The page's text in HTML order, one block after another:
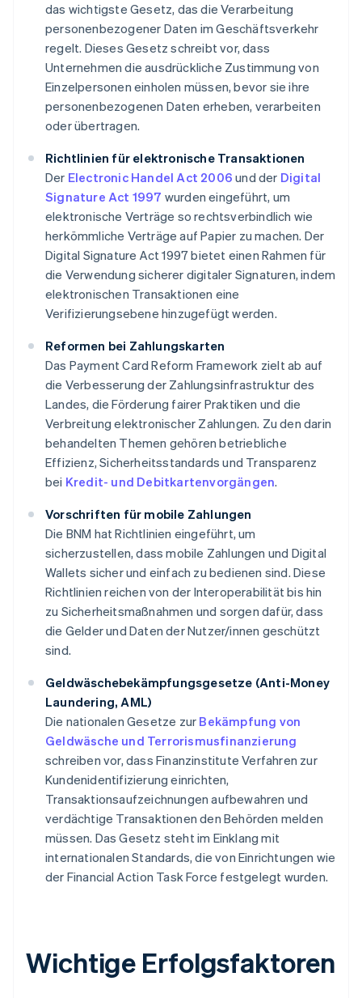
das wichtigste Gesetz, das die Verarbeitung
personenbezogener Daten im Geschäftsverkehr
regelt. Dieses Gesetz schreibt vor, dass
Unternehmen die ausdrückliche Zustimmung von
Einzelpersonen einholen müssen, bevor sie ihre
personenbezogenen Daten erheben, verarbeiten
oder übertragen.
Richtlinien für elektronische Transaktionen
Der Electronic Handel Act 2006 und der Digital
Signature Act 1997 wurden eingeführt, um
elektronische Verträge so rechtsverbindlich wie
herkömmliche Verträge auf Papier zu machen. Der
Digital Signature Act 1997 bietet einen Rahmen für
die Verwendung sicherer digitaler Signaturen, indem
elektronischen Transaktionen eine
Verifizierungsebene hinzugefügt werden.
Reformen bei Zahlungskarten
Das Payment Card Reform Framework zielt ab auf
die Verbesserung der Zahlungsinfrastruktur des
Landes, die Förderung fairer Praktiken und die
Verbreitung elektronischer Zahlungen. Zu den darin
behandelten Themen gehören betriebliche
Effizienz, Sicherheitsstandards und Transparenz
bei Kredit- und Debitkartenvorgängen.
Vorschriften für mobile Zahlungen
Die BNM hat Richtlinien eingeführt, um
sicherzustellen, dass mobile Zahlungen und Digital
Wallets sicher und einfach zu bedienen sind. Diese
Richtlinien reichen von der Interoperabilität bis hin
zu Sicherheitsmaßnahmen und sorgen dafür, dass
die Gelder und Daten der Nutzer/innen geschützt
sind.
Geldwäschebekämpfungsgesetze (Anti-Money
Laundering, AML)
Die nationalen Gesetze zur Bekämpfung von
Geldwäsche und Terrorismusfinanzierung
schreiben vor, dass Finanzinstitute Verfahren zur
Kundenidentifizierung einrichten,
Transaktionsaufzeichnungen aufbewahren und
verdächtige Transaktionen den Behörden melden
müssen. Das Gesetz steht im Einklang mit
internationalen Standards, die von Einrichtungen wie
der Financial Action Task Force festgelegt wurden.
Wichtige Erfolgsfaktoren